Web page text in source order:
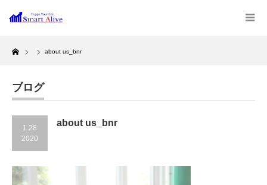
Home
about us_bnr
ブログ
1.28
2020
about us_bnr